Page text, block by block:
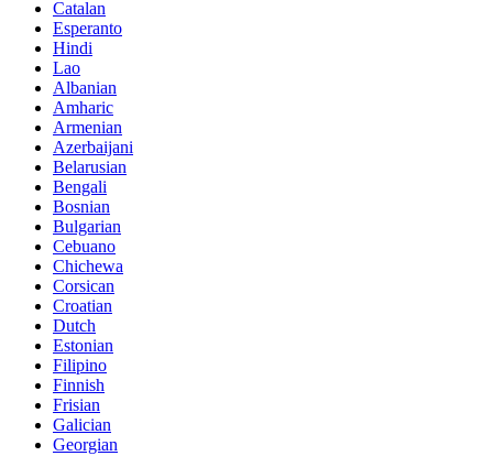
Catalan
Esperanto
Hindi
Lao
Albanian
Amharic
Armenian
Azerbaijani
Belarusian
Bengali
Bosnian
Bulgarian
Cebuano
Chichewa
Corsican
Croatian
Dutch
Estonian
Filipino
Finnish
Frisian
Galician
Georgian